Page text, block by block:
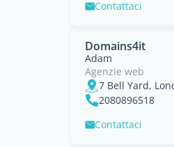
Contattaci
Domains4it
Adam
Agenzie web
7 Bell Yard,
2080896518
Contattaci